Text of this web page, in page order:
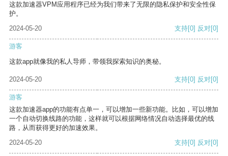
这款加速器VPM应用程序已经为我们带来了无限的隐私保护和安全性保
护。
2024-05-20
支持[0] 反对[0]
游客
这款app就像我的私人导师，带领我探索知识的奥秘。
2024-05-20 支持[0] 反对[0]
游客
这款加速器app的功能有点单一，可以增加一些新功能。比如，可以增加
一个自动切换线路的功能，这样就可以根据网络情况自动选择最优的线
路，从而获得更好的加速效果。
2024-05-20
支持[0] 反对[0]